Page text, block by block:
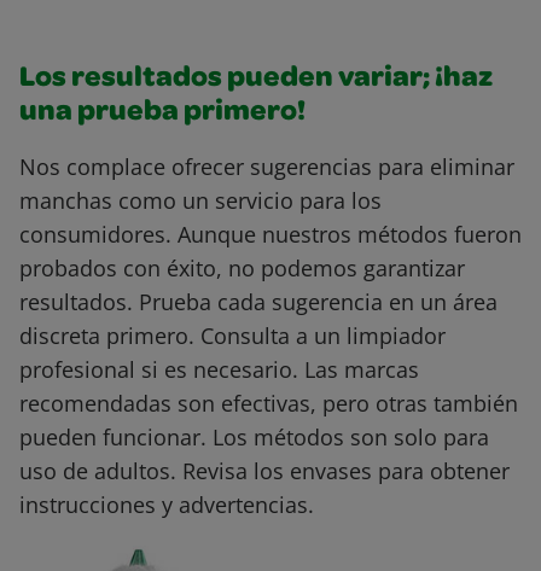
Los resultados pueden variar; ¡haz
una prueba primero!
Nos complace ofrecer sugerencias para eliminar
manchas como un servicio para los
consumidores. Aunque nuestros métodos fueron
probados con éxito, no podemos garantizar
resultados. Prueba cada sugerencia en un área
discreta primero. Consulta a un limpiador
profesional si es necesario. Las marcas
recomendadas son efectivas, pero otras también
pueden funcionar. Los métodos son solo para
uso de adultos. Revisa los envases para obtener
instrucciones y advertencias.